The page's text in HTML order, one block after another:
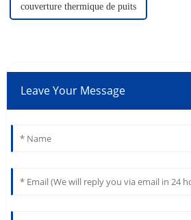
couverture thermique de puits
Leave Your Message